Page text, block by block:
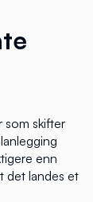
som skifter
enn
det landes et